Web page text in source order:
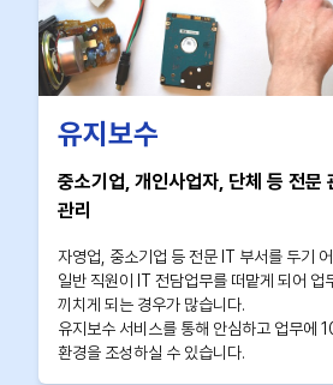
유지보수
중소기업, 개인사업자, 단체 등 전문
관리
자영업, 중소기업 등 전문 IT 부서를 두기
일반 직원이 IT 전담업무를 떠맡게 되어 업
끼치게 되는 경우가 많습니다.
유지보수 서비스를 통해 안심하고 업무에
환경을 조성하실 수 있습니다.